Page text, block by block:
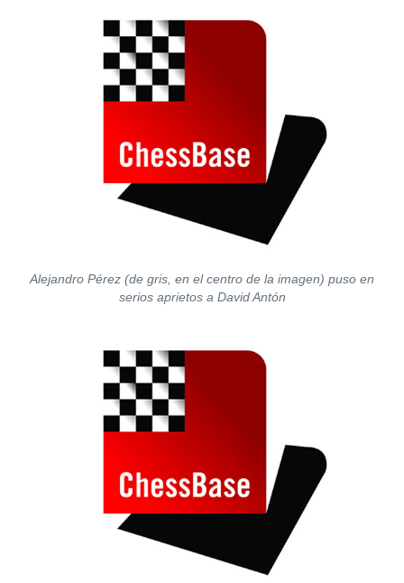
Alejandro Pérez (de gris, en el centro de la imagen) puso en
serios aprietos a David Antón